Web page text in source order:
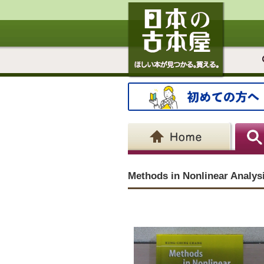
Methods in Nonlinear